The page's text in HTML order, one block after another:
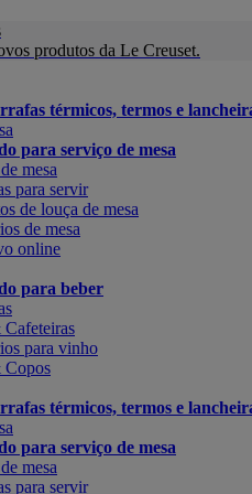
produtos da Le Creuset.
térmicos, termos e
para serviço de mesa
mesa
para servir
de louça de mesa
de mesa
online
para beber
para vinho
Copos
térmicos, termos e
para serviço de mesa
mesa
para servir